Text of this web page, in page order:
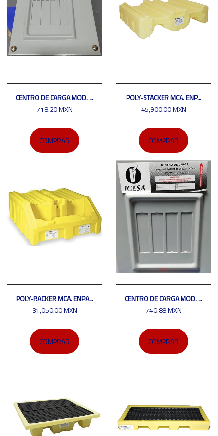
CENTRO DE CARGA MOD. ...
718.20 MXN
COMPRAR
POLY-STACKER MCA. ENP...
45,900.00 MXN
COMPRAR
POLY-RACKER MCA. ENPA...
31,050.00 MXN
COMPRAR
CENTRO DE CARGA MOD. ...
740.88 MXN
COMPRAR